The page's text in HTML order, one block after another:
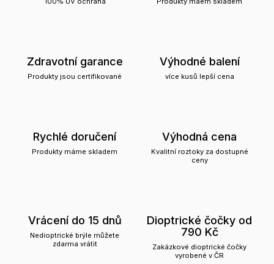
Zdravotní garance
Produkty jsou certifikované
Výhodné balení
více kusů lepší cena
Rychlé doručení
Produkty máme skladem
Výhodná cena
Kvalitní roztoky za dostupné
ceny
Vrácení do 15 dnů
Nedioptrické brýle můžete
zdarma vrátit
Dioptrické čočky od
790 Kč
Zakázkové dioptrické čočky
vyrobené v ČR